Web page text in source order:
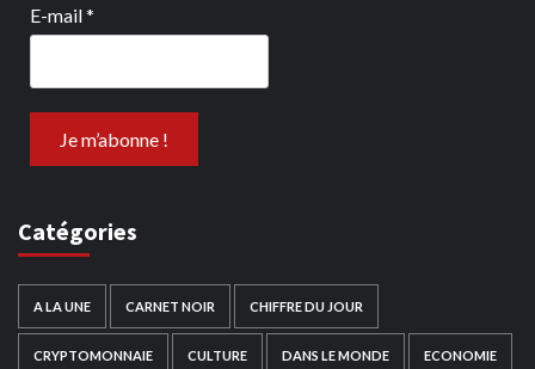
E-mail*
Catégories
A LA UNE CARNET NOIR CHIFFRE DU JOUR
CRYPTOMONNAIE CULTURE DANS LE MONDE ECONOMIE